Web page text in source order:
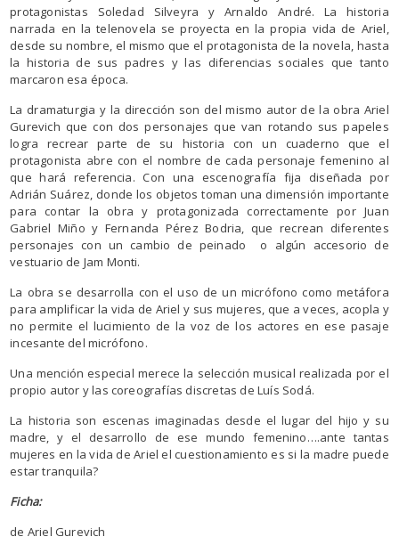
protagonistas Soledad Silveyra y Arnaldo André. La historia
narrada en la telenovela se proyecta en la propia vida de Ariel,
desde su nombre, el mismo que el protagonista de la novela, hasta
la historia de sus padres y las diferencias sociales que tanto
marcaron esa época.
La dramaturgia y la dirección son del mismo autor de la obra Ariel
Gurevich que con dos personajes que van rotando sus papeles
logra recrear parte de su historia con un cuaderno que el
protagonista abre con el nombre de cada personaje femenino al
que hará referencia. Con una escenografía fija diseñada por
Adrián Suárez, donde los objetos toman una dimensión importante
para contar la obra y protagonizada correctamente por Juan
Gabriel Miño y Fernanda Pérez Bodria, que recrean diferentes
personajes con un cambio de peinado o algún accesorio de
vestuario de Jam Monti.
La obra se desarrolla con el uso de un micrófono como metáfora
para amplificar la vida de Ariel y sus mujeres, que a veces, acopla y
no permite el lucimiento de la voz de los actores en ese pasaje
incesante del micrófono.
Una mención especial merece la selección musical realizada por el
propio autor y las coreografías discretas de Luís Sodá.
La historia son escenas imaginadas desde el lugar del hijo y su
madre, y el desarrollo de ese mundo femenino….ante tantas
mujeres en la vida de Ariel el cuestionamiento es si la madre puede
estar tranquila?
Ficha:
de Ariel Gurevich